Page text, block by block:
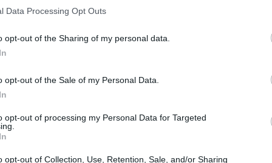
Data Processing Opt Outs
opt-out of the Sharing of my personal data.
opt-out of the Sale of my Personal Data.
opt-out of processing my Personal Data for Targeted
opt-out of Collection, Use, Retention, Sale, and/or Sharing
attuale club che non firmerà con la
l’occasione di unirsi al Valencia. Ora la
se investire ulteriormente per
in prestito. Nelle ultime ore, il Valencia
Sociedad per Umar Sadiq, ma resta da
andare nuovamente in prestito o